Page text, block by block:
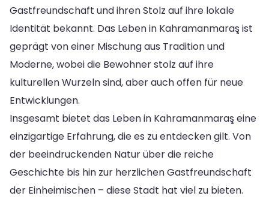
Gastfreundschaft und ihren Stolz auf ihre lokale
Identität bekannt. Das Leben in Kahramanmaraş ist
geprägt von einer Mischung aus Tradition und
Moderne, wobei die Bewohner stolz auf ihre
kulturellen Wurzeln sind, aber auch offen für neue
Entwicklungen.
Insgesamt bietet das Leben in Kahramanmaraş eine
einzigartige Erfahrung, die es zu entdecken gilt. Von
der beeindruckenden Natur über die reiche
Geschichte bis hin zur herzlichen Gastfreundschaft
der Einheimischen – diese Stadt hat viel zu bieten.